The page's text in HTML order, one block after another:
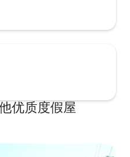
优质度假屋